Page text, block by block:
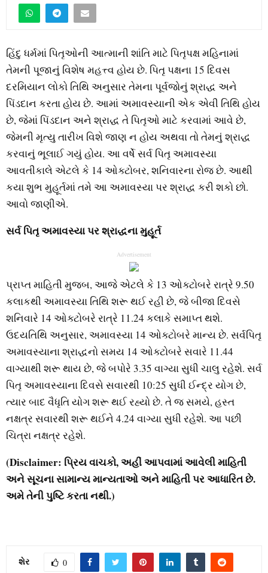
હિંદુ ધર્મમાં પિતૃઓની આત્માની શાંતિ માટે પિતૃપક્ષ મહિનામાં
તેમની પૂજાનું વિશેષ મહત્ત્વ હોય છે. પિતૃ પક્ષના 15 દિવસ
દરમિયાન લોકો તિથિ અનુસાર તેમના પૂર્વજોનું શ્રાદ્ધ અને
પિંડદાન કરતા હોય છે. આમાં અમાવસ્યાની એક એવી તિથિ હોય
છે, જેમાં પિંડદાન અને શ્રાદ્ધ તે પિતૃઓ માટે કરવામાં આવે છે,
જેમની મૃત્યુ તારીખ વિશે જાણ ન હોય અથવા તો તેમનું શ્રાદ્ધ
કરવાનું ભૂલાઈ ગયું હોય. આ વર્ષે સર્વ પિતૃ અમાવસ્યા
આવતીકાલે એટલે કે 14 ઓક્ટોબર, શનિવારના રોજ છે. આથી
કયા શુભ મુહૂર્તમાં તમે આ અમાવસ્યા પર શ્રાદ્ધ કરી શકો છો.
આવો જાણીએ.
સર્વ પિતૃ અમાવસ્યા પર શ્રાદ્ધના મુહૂર્ત
Advertisement
પ્રાપ્ત માહિતી મુજબ, આજે એટલે કે 13 ઓક્ટોબરે રાત્રે 9.50
કલાકથી અમાવસ્યા તિથિ શરૂ થઈ રહી છે, જે બીજા દિવસે
શનિવારે 14 ઓક્ટોબરે રાત્રે 11.24 કલાકે સમાપ્ત થશે.
ઉદયતિથિ અનુસાર, અમાવસ્યા 14 ઓક્ટોબરે માન્ય છે. સર્વપિતૃ
અમાવસ્યાના શ્રાદ્ધનો સમય 14 ઓક્ટોબરે સવારે 11.44
વાગ્યાથી શરૂ થાય છે, જે બપોરે 3.35 વાગ્યા સુધી ચાલુ રહેશે. સર્વ
પિતૃ અમાવસ્યાના દિવસે સવારથી 10:25 સુધી ઈન્દ્ર યોગ છે,
ત્યાર બાદ વૈધૃતિ યોગ શરૂ થઈ રહ્યો છે. તે જ સમયે, હસ્ત
નક્ષત્ર સવારથી શરૂ થઈને 4.24 વાગ્યા સુધી રહેશે. આ પછી
ચિત્રા નક્ષત્ર રહેશે.
(Disclaimer: પ્રિય વાચકો, અહીં આપવામાં આવેલી માહિતી
અને સૂચના સામાન્ય માન્યતાઓ અને માહિતી પર આધારિત છે.
અમે તેની પુષ્ટિ કરતા નથી.)
શેર 0